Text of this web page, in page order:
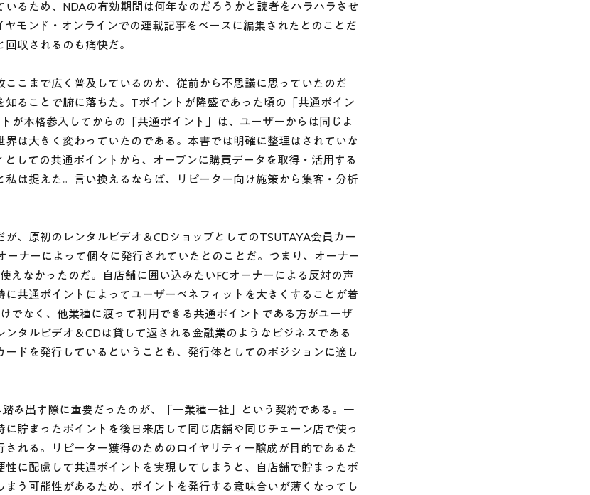
いるため、NDAの有効期間は何年なのだろうかと読者をハラハラさせ
ヤモンド・オンラインでの連載記事をベースに編集されたとのことだ
収されるのも痛快だ。
こまで広く普及しているのか、従前から不思議に思っていたのだ
知ることで腑に落ちた。Tポイントが隆盛であった頃の「共通ポイン
が本格参入してからの「共通ポイント」は、ユーザーからは同じよ
界は大きく変わっていたのである。本書では明確に整理はされていな
しての共通ポイントから、オープンに購買データを取得・活用する
私は捉えた。言い換えるならば、リピーター向け施策から集客・分析
、原初のレンタルビデオ＆CDショップとしてのTSUTAYA会員カー
ーナーによって個々に発行されていたとのことだ。つまり、オーナー
えなかったのだ。自店舗に囲い込みたいFCオーナーによる反対の声
に共通ポイントによってユーザーベネフィットを大きくすることが着
でなく、他業種に渡って利用できる共通ポイントである方がユーザ
タルビデオ＆CDは貸して返される金融業のようなビジネスである
ードを発行しているということも、発行体としてのポジションに適し
み出す際に重要だったのが、「一業種一社」という契約である。一
貯まったポイントを後日来店して同じ店舗や同じチェーン店で使っ
れる。リピーター獲得のためのロイヤリティー醸成が目的であるた
性に配慮して共通ポイントを実現してしまうと、自店舗で貯まったポ
まう可能性があるため、ポイントを発行する意味合いが薄くなってし